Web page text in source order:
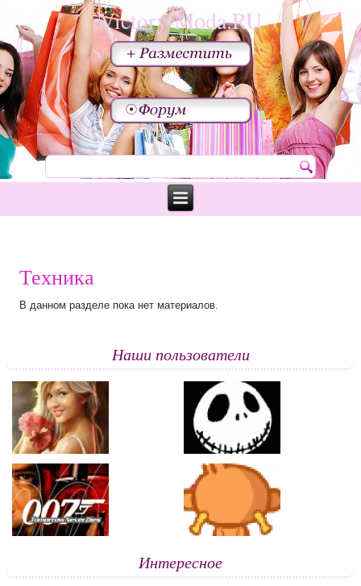
Victory-Moda.RU
Техника
В данном разделе пока нет материалов.
Наши пользователи
Интересное